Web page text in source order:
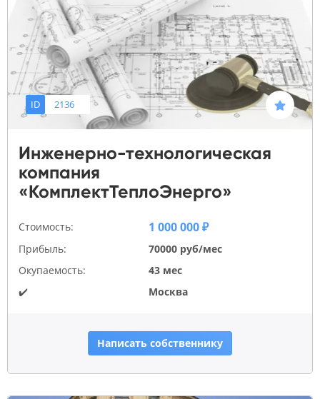
ID 2136
Инженерно-технологическая
компания
«КомплектТеплоЭнерго»
Стоимость: 1 000 000 ₽
Прибыль:
70000 руб/мес
Окупаемость:
43 мес
✔️
Москва
Написать собственнику